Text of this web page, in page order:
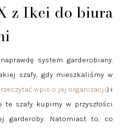
z Ikei do biura
system garderobiany.
szafy, gdy mieszkaliśmy w
wpis o jej organizacji) i
te szafy kupimy w przyszłości
garderoby. Natomiast to, co